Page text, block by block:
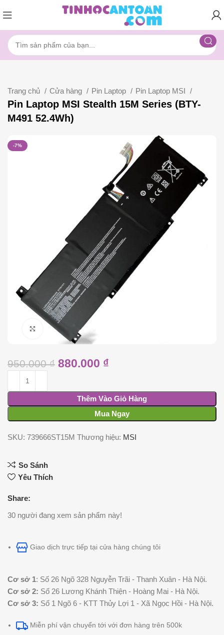
Trang chủ Cửa hàng Pin Laptop Pin Laptop MSI
Pin Laptop MSI Stealth 15M Series (BTY-
M491 52.4Wh)
-7%
Click to enlarge
950.000₫ 880.000 ₫
Thêm Vào Giỏ Hàng
Mua Ngay
SKU:739666ST15MThương hiệu: MSI
So Sánh
Yêu Thích
Share:
30 người đang xem sản phẩm này!
Giao dịch trực tiếp tại cửa hàng chúng tôi
Cơ sở 1: Số 26 Ngõ 328 Nguyễn Trãi - Thanh Xuân - Hà Nội.
Cơ sở 2: Số 26 Lương Khánh Thiện - Hoàng Mai - Hà Nội.
Cơ sở 3: Số 1 Ngõ 6 - KTT Thủy Lợi 1 - Xã Ngọc Hồi - Hà Nội.
Miễn phí vận chuyển tới với đơn hàng trên 500k